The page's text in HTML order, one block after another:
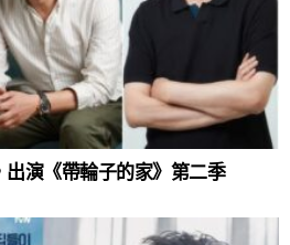
演《帶輪子的家》第二季